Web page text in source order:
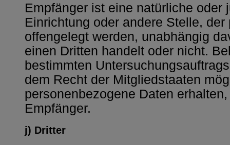
Empfänger ist eine natürliche oder
Einrichtung oder andere Stelle,
offengelegt werden, unabhängig
einen Dritten handelt oder nicht.
bestimmten
dem Recht der Mitgliedstaaten
personenbezogene Daten
Empfänger.
j) Dritter